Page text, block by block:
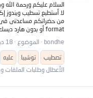
لا أستطبع تسطيب ويندوز
format أو بدون هارد ديسك الشاشة الزرقاء تطلع 0x0007B :wut:
bondhe
الموضوع 18 ديسمبر 2012
تصطيب
توشيبا عليه
الأعطال وطلبات الملفات